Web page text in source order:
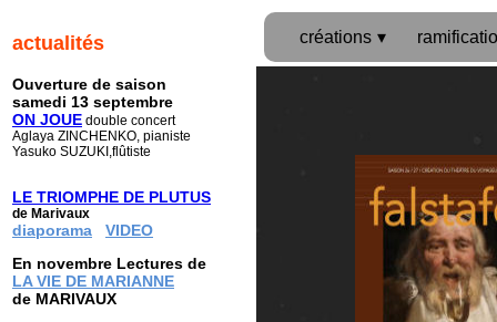
actualités
Ouverture de saison
samedi 13 septembre
ON JOUE double concert
Aglaya ZINCHENKO, pianiste
Yasuko SUZUKI,flûtiste
LE TRIOMPHE DE PLUTUS
de Marivaux
diaporama
VIDEO
En novembre Lectures de
LA VIE DE MARIANNE
de MARIVAUX
créations